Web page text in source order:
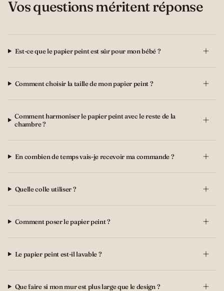
Vos questions méritent réponse
Est-ce que le papier peint est sûr pour mon bébé ?
Comment choisir la taille de mon papier peint ?
Comment harmoniser le papier peint avec le reste de la
chambre ?
En combien de temps vais-je recevoir ma commande ?
Quelle colle utiliser ?
Comment poser le papier peint ?
Le papier peint est-il lavable ?
Que faire si mon mur est plus large que le design ?